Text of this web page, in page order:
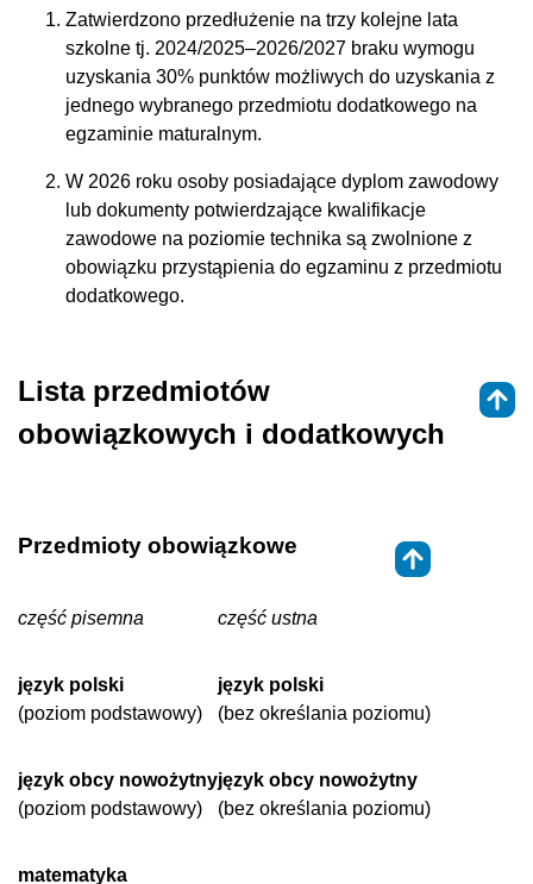
Zatwierdzono przedłużenie na trzy kolejne lata
szkolne tj. 2024/2025–2026/2027 braku wymogu
uzyskania 30% punktów możliwych do uzyskania z
jednego wybranego przedmiotu dodatkowego na
egzaminie maturalnym.
W 2026 roku osoby posiadające dyplom zawodowy
lub dokumenty potwierdzające kwalifikacje
zawodowe na poziomie technika są zwolnione z
obowiązku przystąpienia do egzaminu z przedmiotu
dodatkowego.
Lista przedmiotów
obowiązkowych i dodatkowych
Przedmioty obowiązkowe
część pisemna część ustna
język polski
(poziom podstawowy)
język polski
(bez określania poziomu)
język obcy nowożytny
(poziom podstawowy)
język obcy nowożytny
(bez określania poziomu)
matematyka